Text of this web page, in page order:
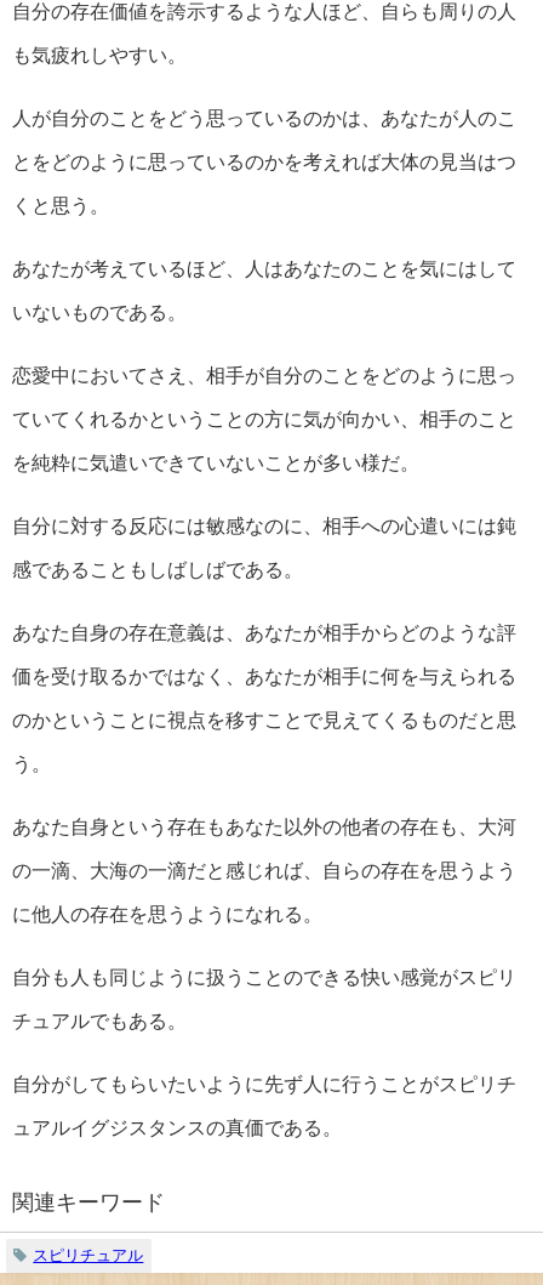
自分の存在価値を誇示するような人ほど、自らも周りの人
も気疲れしやすい。
人が自分のことをどう思っているのかは、あなたが人のこ
とをどのように思っているのかを考えれば大体の見当はつ
くと思う。
あなたが考えているほど、人はあなたのことを気にはして
いないものである。
恋愛中においてさえ、相手が自分のことをどのように思っ
ていてくれるかということの方に気が向かい、相手のこと
を純粋に気遣いできていないことが多い様だ。
自分に対する反応には敏感なのに、相手への心遣いには鈍
感であることもしばしばである。
あなた自身の存在意義は、あなたが相手からどのような評
価を受け取るかではなく、あなたが相手に何を与えられる
のかということに視点を移すことで見えてくるものだと思
う。
あなた自身という存在もあなた以外の他者の存在も、大河
の一滴、大海の一滴だと感じれば、自らの存在を思うよう
に他人の存在を思うようになれる。
自分も人も同じように扱うことのできる快い感覚がスピリ
チュアルでもある。
自分がしてもらいたいように先ず人に行うことがスピリチ
ュアルイグジスタンスの真価である。
関連キーワード
スピリチュアル